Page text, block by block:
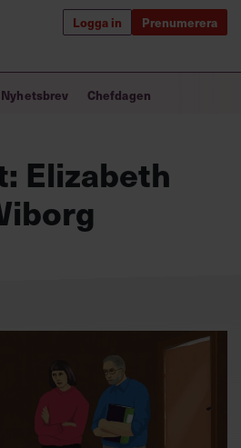
Logga in Prenumerera
världen
ledare
Nyhetsbrev Chefdagen
Elizabeth